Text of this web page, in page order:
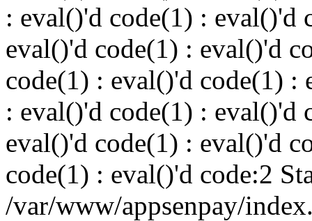
: eval()'d code(1) : eval()'d
eval()'d code(1) : eval()'d
code(1) : eval()'d code(1) :
: eval()'d code(1) : eval()'d
eval()'d code(1) : eval()'d
code(1) : eval()'d code:2
/var/www/appsenpay/